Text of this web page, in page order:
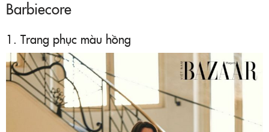
Barbiecore
1. Trang phục màu hồng